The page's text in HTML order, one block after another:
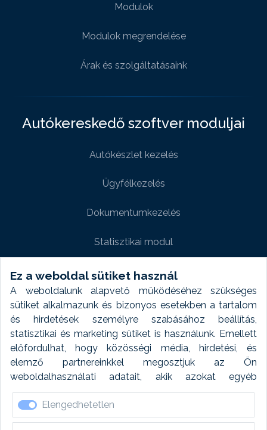
Ez a weboldal sütiket használ
A weboldalunk alapvető működéséhez szükséges
sütiket alkalmazunk és bizonyos esetekben a tartalom
és hirdetések személyre szabásához beállítás,
statisztikai és marketing sütiket is használunk. Emellett
előfordulhat, hogy közösségi média, hirdetési, és
elemző partnereinkkel megosztjuk az Ön
weboldalhasználati adatait, akik azokat egyéb
forrásokból gyűjtött adatokkal kombinálhatják. A sütik
elfogadásával kapcsolatosan naplózást végzünk és
ezen adatokat 6 hónap után automatikusan töröljük. A
Elengedhetetlen
Modulok
Modulok megrendelése
Árak és szolgáltatásaink
Autókereskedő szoftver moduljai
Autókészlet kezelés
Ügyfélkezelés
Dokumentumkezelés
Statisztikai modul
Weboldal modul
Fényképtár extra modul
Autómosó modul
Feladatütemezés